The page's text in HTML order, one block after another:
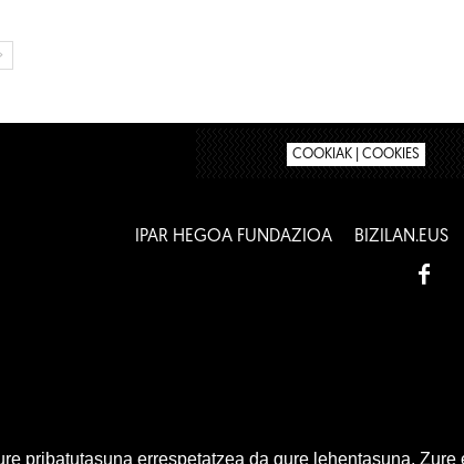
COOKIAK | COOKIES
IPAR HEGOA FUNDAZIOA BIZILAN.EUS
pribatutasuna errespetatzea da gure lehentasuna.